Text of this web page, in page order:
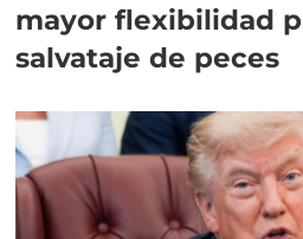
mayor flexibilidad
salvataje de peces